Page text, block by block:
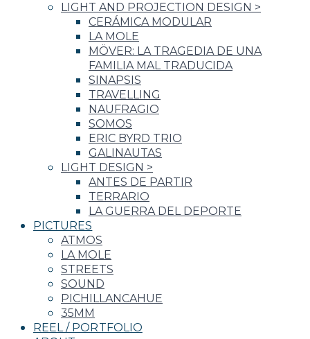
LIGHT AND PROJECTION DESIGN >
CERÁMICA MODULAR
LA MOLE
MÖVER: LA TRAGEDIA DE UNA
FAMILIA MAL TRADUCIDA
SINAPSIS
TRAVELLING
NAUFRAGIO
SOMOS
ERIC BYRD TRIO
GALINAUTAS
LIGHT DESIGN >
ANTES DE PARTIR
TERRARIO
LA GUERRA DEL DEPORTE
PICTURES
ATMOS
LA MOLE
STREETS
SOUND
PICHILLANCAHUE
35MM
REEL / PORTFOLIO